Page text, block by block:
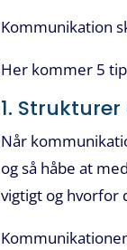
Kommunikation
Her kommer 5
1.
Når
og så håbe at
vigtigt og hvorfor